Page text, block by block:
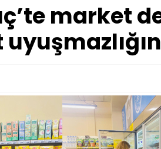
market